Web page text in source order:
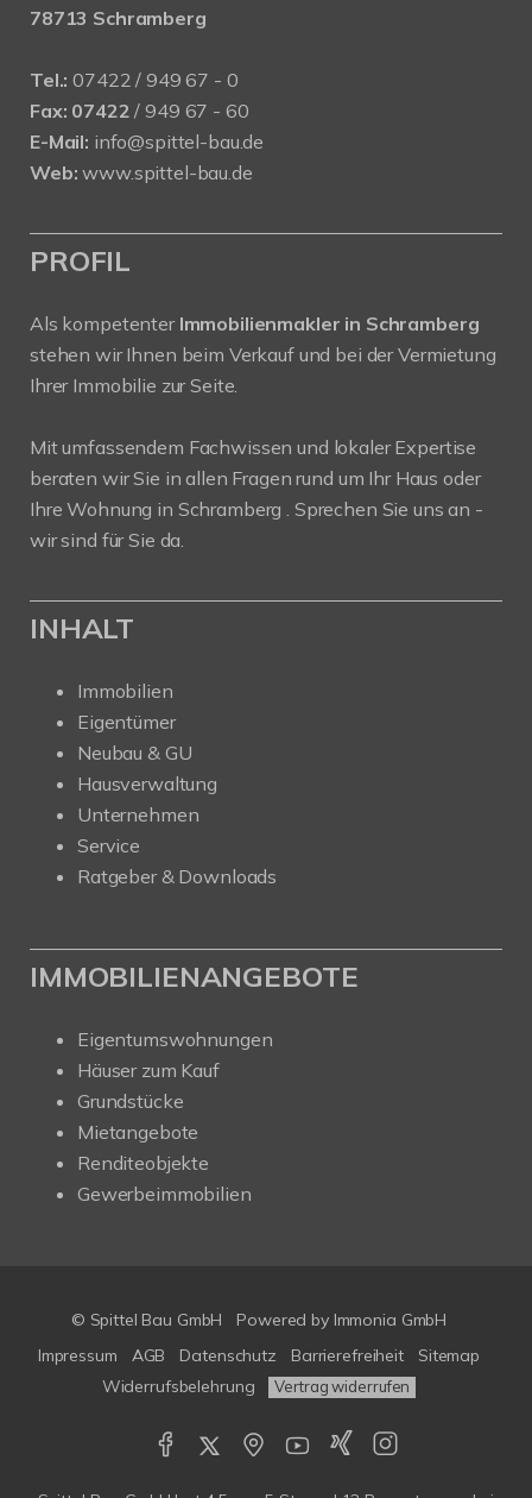
78713 Schramberg
Tel.: 07422 / 949 67 - 0
Fax: 07422 / 949 67 - 60
E-Mail: info@spittel-bau.de
Web: www.spittel-bau.de
PROFIL
Als kompetenter Immobilienmakler in Schramberg
stehen wir Ihnen beim Verkauf und bei der Vermietung
Ihrer Immobilie zur Seite.
Mit umfassendem Fachwissen und lokaler Expertise
beraten wir Sie in allen Fragen rund um Ihr Haus oder
Ihre Wohnung in Schramberg . Sprechen Sie uns an -
wir sind für Sie da.
INHALT
Immobilien
Eigentümer
Neubau & GU
Hausverwaltung
Unternehmen
Service
Ratgeber & Downloads
IMMOBILIENANGEBOTE
Eigentumswohnungen
Häuser zum Kauf
Grundstücke
Mietangebote
Renditeobjekte
Gewerbeimmobilien
© Spittel Bau GmbH Powered by Immonia GmbH
Impressum
AGB Datenschutz Barrierefreiheit
Sitemap
Widerrufsbelehrung
Vertrag widerrufen